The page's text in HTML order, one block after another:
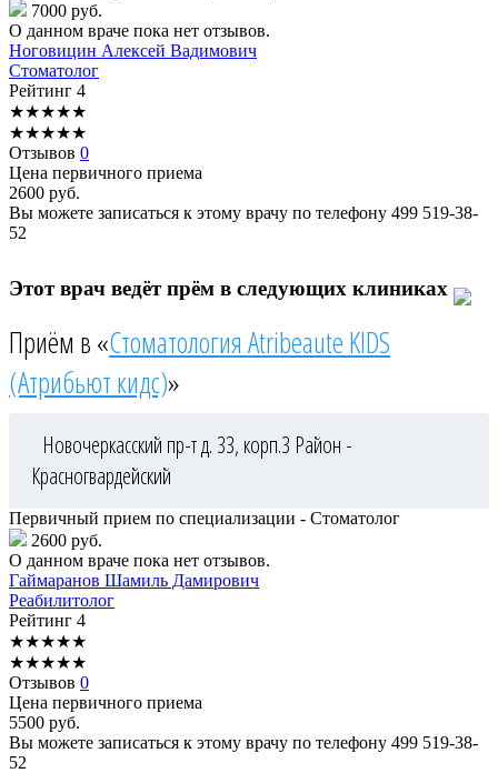
7000 руб.
О данном враче пока нет отзывов.
Ноговицин Алексей Вадимович
Стоматолог
Рейтинг 4
★★★★★
★★★★★
Отзывов 0
Цена первичного приема
2600 руб.
Вы можете записаться к этому врачу по телефону 499 519-38-
52
Этот врач ведёт прём в следующих клиниках
Приём в «Стоматология Atribeaute KIDS
(Атрибьют кидс)»
Новочеркасский пр-т д. 33, корп.3 Район -
Красногвардейский
Первичный прием по специализации - Стоматолог
2600 руб.
О данном враче пока нет отзывов.
Гаймаранов Шамиль Дамирович
Реабилитолог
Рейтинг 4
★★★★★
★★★★★
Отзывов 0
Цена первичного приема
5500 руб.
Вы можете записаться к этому врачу по телефону 499 519-38-
52